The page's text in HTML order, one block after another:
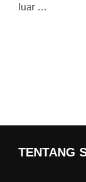
luar …
TENTANG